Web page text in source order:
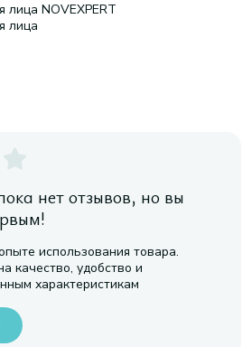
лица NOVEXPERT
лица
нет отзывов, но вы
использования товара.
качество, удобство и
характеристикам